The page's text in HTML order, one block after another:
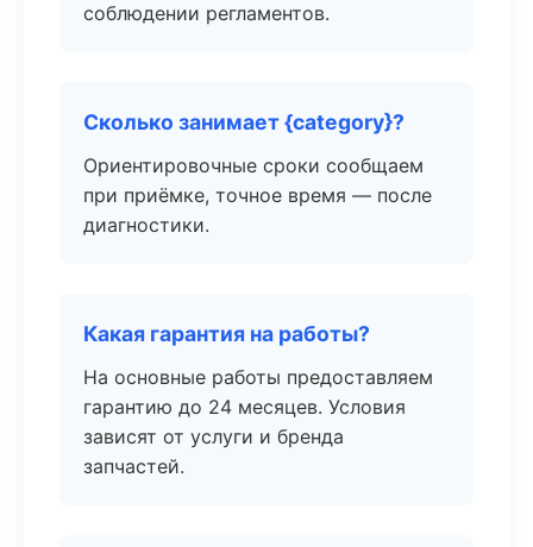
соблюдении регламентов.
Сколько занимает {category}?
Ориентировочные сроки сообщаем
при приёмке, точное время — после
диагностики.
Какая гарантия на работы?
На основные работы предоставляем
гарантию до 24 месяцев. Условия
зависят от услуги и бренда
запчастей.